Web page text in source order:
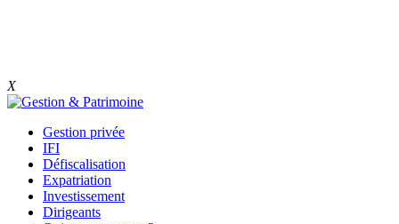
X
Gestion privée
IFI
Défiscalisation
Expatriation
Investissement
Dirigeants